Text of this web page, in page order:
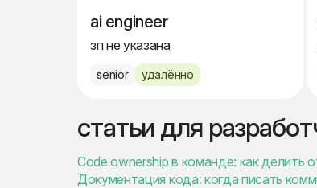
ai engineer
зп не указана
senior удалённо
статьи для
Code ownership в команде: как делить
Документация кода: когда писать